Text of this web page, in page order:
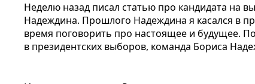
Неделю назад писал статью про кандидата на
Надеждина. Прошлого Надеждина я касался в
время поговорить про настоящее и будущее.
в президентских выборов, команда Бориса